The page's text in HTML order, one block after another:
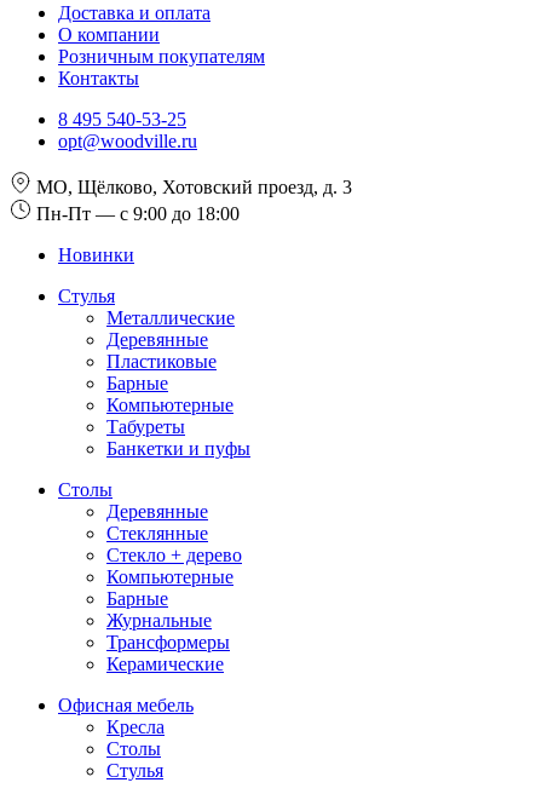
Доставка и оплата
О компании
Розничным покупателям
Контакты
8 495 540-53-25
opt@woodville.ru
МО, Щёлково, Хотовский проезд, д. 3
Пн-Пт — с 9:00 до 18:00
Новинки
Стулья
Металлические
Деревянные
Пластиковые
Барные
Компьютерные
Табуреты
Банкетки и пуфы
Столы
Деревянные
Стеклянные
Стекло + дерево
Компьютерные
Барные
Журнальные
Трансформеры
Керамические
Офисная мебель
Кресла
Столы
Стулья